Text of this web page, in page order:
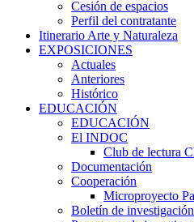
Cesión de espacios
Perfil del contratante
Itinerario Arte y Naturaleza
EXPOSICIONES
Actuales
Anteriores
Histórico
EDUCACIÓN
EDUCACIÓN
El INDOC
Club de lectura
Documentación
Cooperación
Microproyecto
Boletín de